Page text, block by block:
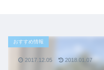
おすすめ情報
2017.12.05 2018.01.07